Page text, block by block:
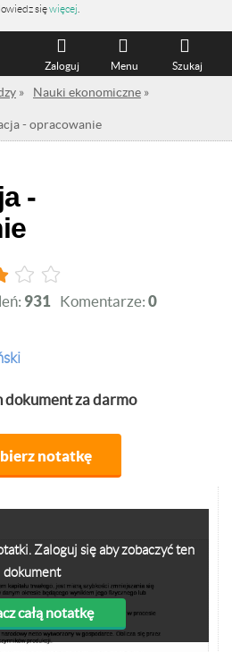
sięwięcej
Szukaj
Menu
Zaloguj
» Nauki ekonomiczne »
- opracowanie
-
931 Komentarze: 0
dokument za darmo
notatkę
Zaloguj się aby zobaczyć ten
dokument
całą notatkę